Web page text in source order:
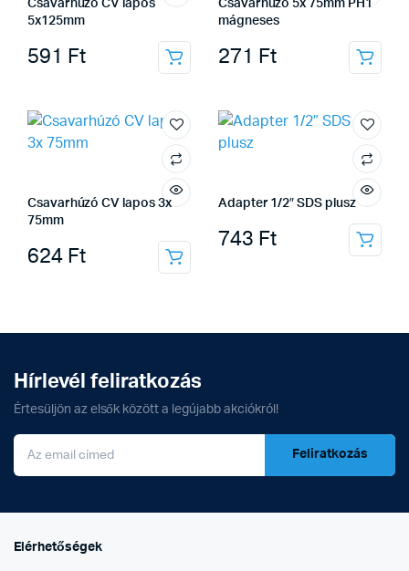
Csavarhúzó CV lapos
5x125mm
591 Ft
Csavarhúzó 5x 75mm PH1
mágneses
271 Ft
Csavarhúzó CV lapos 3x
75mm
624 Ft
Adapter 1/2″ SDS plusz
743 Ft
Hírlevél feliratkozás
Értesüljön az elsők között a legújabb akciókról!
Feliratkozás
Elérhetőségek